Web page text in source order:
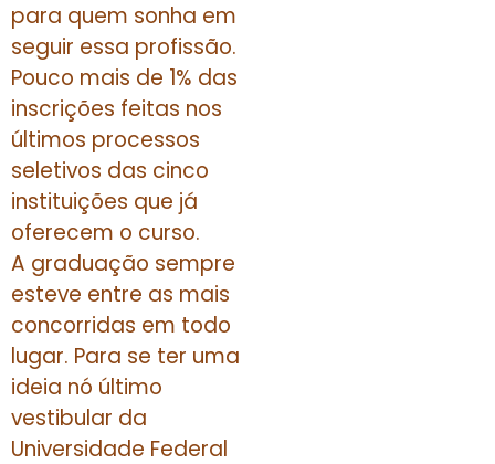
para quem sonha em
seguir essa profissão.
Pouco mais de 1% das
inscrições feitas nos
últimos processos
seletivos das cinco
instituições que já
oferecem o curso.
A graduação sempre
esteve entre as mais
concorridas em todo
lugar. Para se ter uma
ideia nó último
vestibular da
Universidade Federal